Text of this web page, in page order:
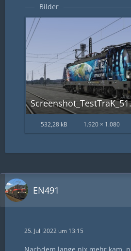
Bilder
532,28 kB 1.920 × 1.080
EN491
25. Juli 2022 um 13:15